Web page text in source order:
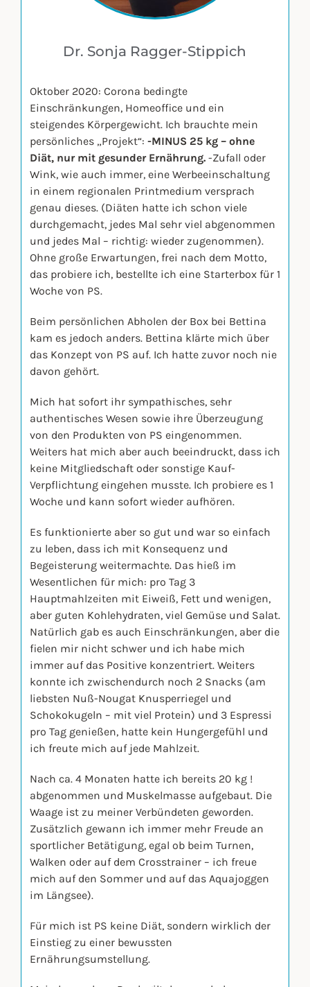
Dr. Sonja Ragger-Stippich
Oktober 2020: Corona bedingte
Einschränkungen, Homeoffice und ein
steigendes Körpergewicht. Ich brauchte mein
persönliches „Projekt“: -MINUS 25 kg – ohne
Diät, nur mit gesunder Ernährung. -Zufall oder
Wink, wie auch immer, eine Werbeeinschaltung
in einem regionalen Printmedium versprach
genau dieses. (Diäten hatte ich schon viele
durchgemacht, jedes Mal sehr viel abgenommen
und jedes Mal – richtig: wieder zugenommen).
Ohne große Erwartungen, frei nach dem Motto,
das probiere ich, bestellte ich eine Starterbox für 1
Woche von PS.
Beim persönlichen Abholen der Box bei Bettina
kam es jedoch anders. Bettina klärte mich über
das Konzept von PS auf. Ich hatte zuvor noch nie
davon gehört.
Mich hat sofort ihr sympathisches, sehr
authentisches Wesen sowie ihre Überzeugung
von den Produkten von PS eingenommen.
Weiters hat mich aber auch beeindruckt, dass ich
keine Mitgliedschaft oder sonstige Kauf-
Verpflichtung eingehen musste. Ich probiere es 1
Woche und kann sofort wieder aufhören.
Es funktionierte aber so gut und war so einfach
zu leben, dass ich mit Konsequenz und
Begeisterung weitermachte. Das hieß im
Wesentlichen für mich: pro Tag 3
Hauptmahlzeiten mit Eiweiß, Fett und wenigen,
aber guten Kohlehydraten, viel Gemüse und Salat.
Natürlich gab es auch Einschränkungen, aber die
fielen mir nicht schwer und ich habe mich
immer auf das Positive konzentriert. Weiters
konnte ich zwischendurch noch 2 Snacks (am
liebsten Nuß-Nougat Knusperriegel und
Schokokugeln – mit viel Protein) und 3 Espressi
pro Tag genießen, hatte kein Hungergefühl und
ich freute mich auf jede Mahlzeit.
Nach ca. 4 Monaten hatte ich bereits 20 kg !
abgenommen und Muskelmasse aufgebaut. Die
Waage ist zu meiner Verbündeten geworden.
Zusätzlich gewann ich immer mehr Freude an
sportlicher Betätigung, egal ob beim Turnen,
Walken oder auf dem Crosstrainer – ich freue
mich auf den Sommer und auf das Aquajoggen
im Längsee).
Für mich ist PS keine Diät, sondern wirklich der
Einstieg zu einer bewussten
Ernährungsumstellung.